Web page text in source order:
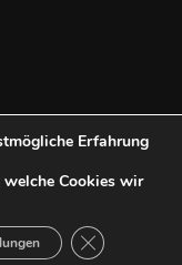
Erfahrung
welche Cookies wir
GDPR